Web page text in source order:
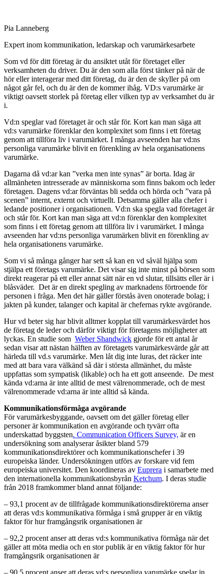
Pia Lanneberg
Expert inom kommunikation, ledarskap och varumärkesarbete
Som vd för ditt företag är du ansiktet utåt för företaget eller
verksamheten du driver. Du är den som alla först tänker på när de
hör eller interagerar med ditt företag, du är den de skyller på om
något går fel, och du är den de kommer ihåg. VD:s varumärke är
viktigt oavsett storlek på företag eller vilken typ av verksamhet du är
i.
Vd:n speglar vad företaget är och står för. Kort kan man säga att
vd:s varumärke förenklar den komplexitet som finns i ett företag
genom att tillföra liv i varumärket. I många avseenden har vd:ns
personliga varumärke blivit en förenkling av hela organisationens
varumärke.
Dagarna då vd:ar kan ”verka men inte synas” är borta. Idag är
allmänheten intresserade av människorna som finns bakom och leder
företagen. Dagens vd:ar förväntas bli sedda och hörda och ”vara på
scenen” internt, externt och virtuellt. Detsamma gäller alla chefer i
ledande positioner i organisationen. Vd:n ska spegla vad företaget är
och står för. Kort kan man säga att vd:n förenklar den komplexitet
som finns i ett företag genom att tillföra liv i varumärket. I många
avseenden har vd:ns personliga varumärken blivit en förenkling av
hela organisationens varumärke.
Som vi så många gånger har sett så kan en vd såväl hjälpa som
stjälpa ett företags varumärke. Det visar sig inte minst på börsen som
direkt reagerar på ett eller annat sätt när en vd slutar, tillsätts eller är i
blåsväder. Det är en direkt spegling av marknadens förtroende för
personen i fråga. Men det här gäller förstås även onoterade bolag; i
jakten på kunder, talanger och kapital är chefernas rykte avgörande.
Hur vd beter sig har blivit alltmer kopplat till varumärkesvärdet hos
de företag de leder och därför viktigt för företagens möjligheter att
lyckas. En studie som Weber Shandwick gjorde för ett antal år
sedan visar att nästan hälften av företagets varumärkesvärde går att
härleda till vd.s varumärke. Men låt dig inte luras, det räcker inte
med att bara vara välkänd så där i största allmänhet, du måste
uppfattas som sympatisk (likable) och ha ett gott anseende. De mest
kända vd:arna är inte alltid de mest välrenommerade, och de mest
välrenommerade vd:arna är inte alltid så kända.
Kommunikationsförmåga avgörande
För varumärkesbyggande, oavsett om det gäller företag eller
personer är kommunikation en avgörande och tyvärr ofta
underskattad byggsten. Communication Officers Survey, är en
undersökning som analyserar åsikter bland 579
kommunikationsdirektörer och kommunikationschefer i 39
europeiska länder. Undersökningen utförs av forskare vid fem
europeiska universitet. Den koordineras av Euprera i samarbete med
den internationella kommunikationsbyrån Ketchum. I deras studie
från 2018 framkommer bland annat följande:
– 93,1 procent av de tillfrågade kommunikationsdirektörerna anser
att deras vd:s kommunikativa förmåga i små grupper är en viktig
faktor för hur framgångsrik organisationen är
– 92,2 procent anser att deras vd:s kommunikativa förmåga när det
gäller att möta media och en stor publik är en viktig faktor för hur
framgångsrik organisationen är
– 90,5 procent anser att deras vd:s personliga varumärke spelar in